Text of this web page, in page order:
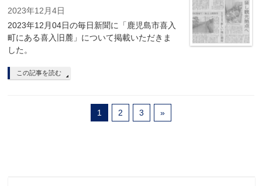
2023年12月4日
2023年12月04日の毎日新聞に「鹿児島市喜入
町にある喜入旧麓」について掲載いただきま
した。
この記事を読む
1 2 3 »